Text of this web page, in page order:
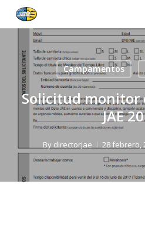
content
Campamentos
Solicitud monitor
JAE
By directorjae 28 febrero,